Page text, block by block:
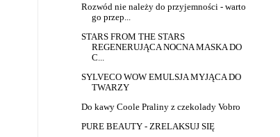
Rozwód nie należy do przyjemności - warto
go przep...
STARS FROM THE STARS
REGENERUJĄCA NOCNA MASKA DO
C...
SYLVECO WOW EMULSJA MYJĄCA DO
TWARZY
Do kawy Coole Praliny z czekolady Vobro
PURE BEAUTY - ZRELAKSUJ SIĘ